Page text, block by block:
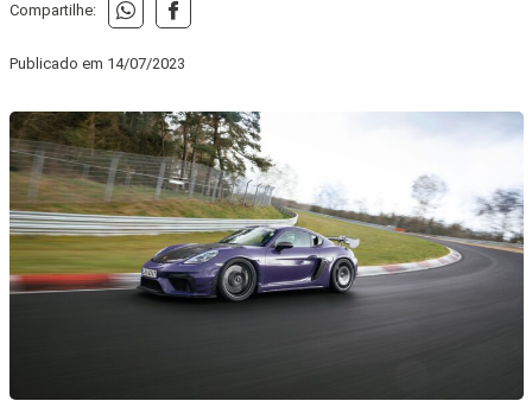
Compartilhe:
Publicado em 14/07/2023